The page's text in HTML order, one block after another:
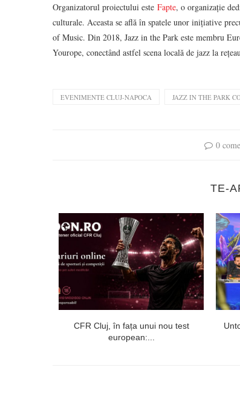
Organizatorul proiectului este Fapte, o organizație
culturale. Aceasta se află în spatele unor inițiative
of Music. Din 2018, Jazz in the Park este membru
Yourope, conectând astfel scena locală de jazz la
EVENIMENTE CLUJ-NAPOCA JAZZ IN THE PARK
0
TE-
CFR Cluj, în fața unui nou test
european:...